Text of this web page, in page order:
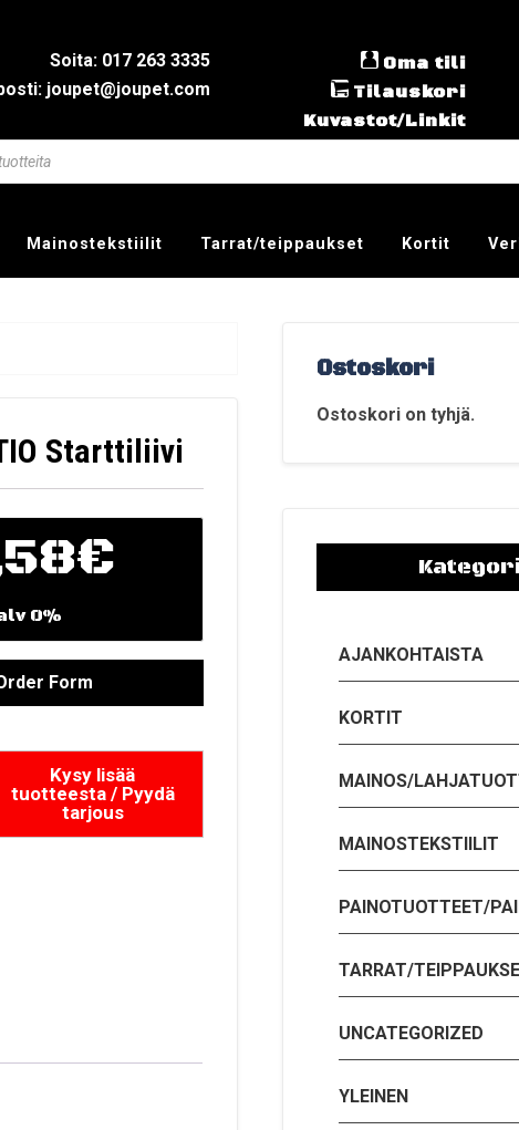
Soita: 017 263 3335
joupet@joupet.com
Oma tili
Tilauskori
Kuvastot/Linkit
Mainostekstiilit Tarrat/teippaukset Kortit
Starttiliivi
€
0%
Ostoskori
Ostoskori on tyhjä.
AJANKOHTAISTA
KORTIT
MAINOS/
MAINOSTEKSTIILIT
PAINOTUOTTEET/
TARRAT/
UNCATEGORIZED
YLEINEN